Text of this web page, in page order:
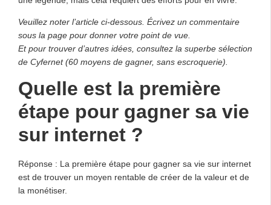
Veuillez noter l’article ci-dessous. Écrivez un commentaire
sous la page pour donner votre point de vue.
Et pour trouver d’autres idées, consultez la superbe sélection
de Cyfernet (60 moyens de gagner, sans escroquerie).
Quelle est la première
étape pour gagner sa vie
sur internet ?
Réponse : La première étape pour gagner sa vie sur internet
est de trouver un moyen rentable de créer de la valeur et de
la monétiser.